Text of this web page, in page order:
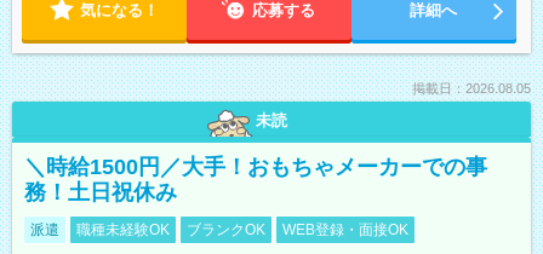
気になる！ 応募する 詳細へ
掲載日：2026.08.05
未読
＼時給1500円／大手！おもちゃメーカーでの事
務！土日祝休み
派遣 職種未経験OK ブランクOK WEB登録・面接OK